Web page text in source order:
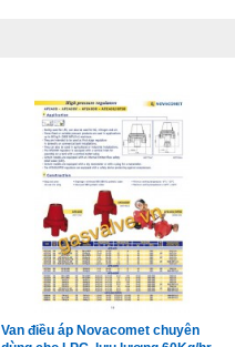
Van điều áp Novacomet chuyên